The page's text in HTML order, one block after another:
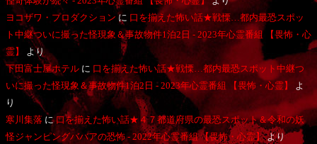
ヨコザワ・プロダクション に 口を揃えた怖い話★戦慄…都内最恐スポッ
ト中継ついに撮った怪現象＆事故物件1泊2日 - 2023年心霊番組 【畏怖・心
霊】
より
下田富士屋ホテル に 口を揃えた怖い話★戦慄…都内最恐スポット中継つ
いに撮った怪現象＆事故物件1泊2日 - 2023年心霊番組 【畏怖・心霊】
よ
り
寒川集落 に口を揃えた怖い話★４７都道府県の最恐スポット＆令和の妖
怪ジャンピングババアの恐怖 - 2022年心霊番組 【畏怖・心霊】より